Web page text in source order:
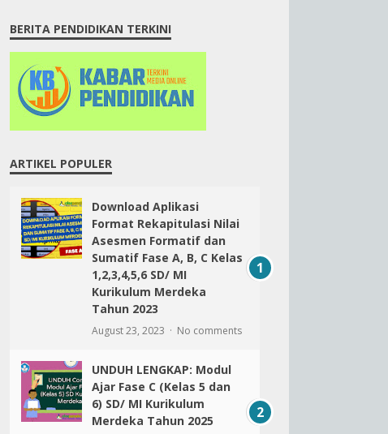
BERITA PENDIDIKAN TERKINI
ARTIKEL POPULER
Download Aplikasi
Format Rekapitulasi Nilai
Asesmen Formatif dan
Sumatif Fase A, B, C Kelas
1,2,3,4,5,6 SD/ MI
Kurikulum Merdeka
Tahun 2023
August 23, 2023 No comments
UNDUH LENGKAP: Modul
Ajar Fase C (Kelas 5 dan
6) SD/ MI Kurikulum
Merdeka Tahun 2025